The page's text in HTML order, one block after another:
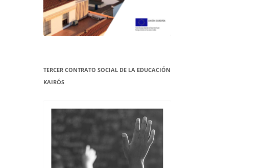
TERCER CONTRATO SOCIAL DE LA EDUCACIÓN
KAIRÓS